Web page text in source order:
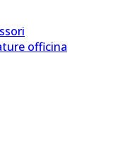
officina